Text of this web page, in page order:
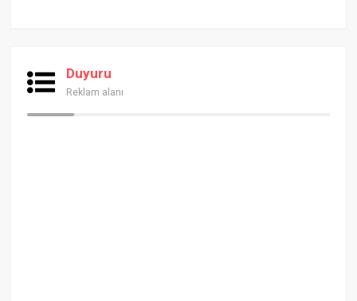
Duyuru
Reklam alanı